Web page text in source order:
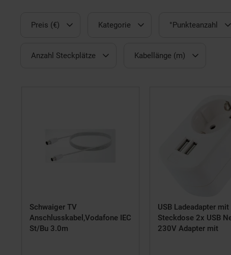
Preis (€) Kategorie °Punkteanzahl
Anzahl Steckplätze Kabellänge (m)
Schwaiger TV
Anschlusskabel,Vodafone IEC
St/Bu 3.0m
USB Ladeadapter mit
Steckdose 2x USB
230V Adapter mit